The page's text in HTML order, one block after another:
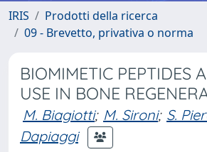
IRIS
Prodotti della ricerca
09 - Brevetto, privativa o norma
BIOMIMETIC PEPTIDES
USE IN BONE
M. Biagiotti; M. Sironi; S.
Dapiaggi